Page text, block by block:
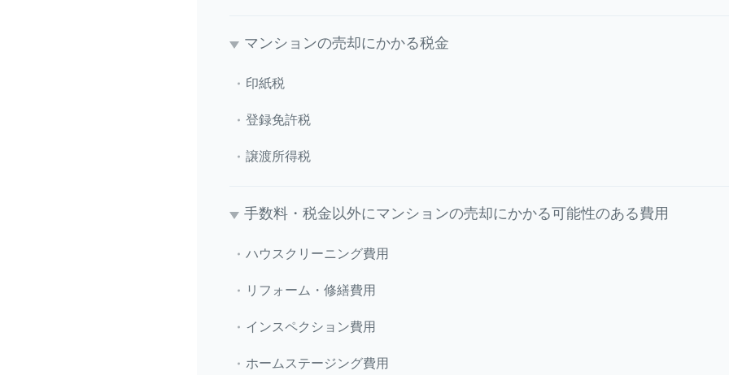
マンションの売却にかかる税金
印紙税
登録免許税
譲渡所得税
手数料・税金以外にマンションの売却にかかる可能性のある費用
ハウスクリーニング費用
リフォーム・修繕費用
インスペクション費用
ホームステージング費用